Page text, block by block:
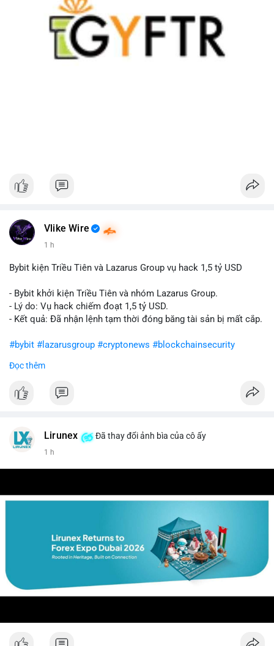
Vlike Wire
1 h
Bybit kiện Triều Tiên và Lazarus Group vụ hack 1,5 tỷ USD
- Bybit khởi kiện Triều Tiên và nhóm Lazarus Group.
- Lý do: Vụ hack chiếm đoạt 1,5 tỷ USD.
- Kết quả: Đã nhận lệnh tạm thời đóng băng tài sản bị mất cắp.
#bybit #lazarusgroup #cryptonews #blockchainsecurity
$btc $eth
#vlikevn #titanbot
Đọc thêm
Lirunex Đã thay đổi ảnh bìa của cô ấy
1 h